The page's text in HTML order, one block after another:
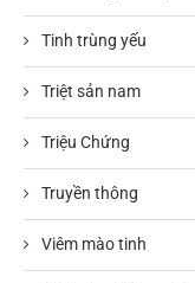
Tinh trùng yếu
Triệt sản nam
Triệu Chứng
Truyền thông
Viêm mào tinh